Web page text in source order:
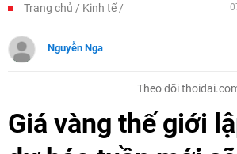
Trang chủ Kinh tế
Nguyễn Nga
Theo dõi
Giá vàng thế giới